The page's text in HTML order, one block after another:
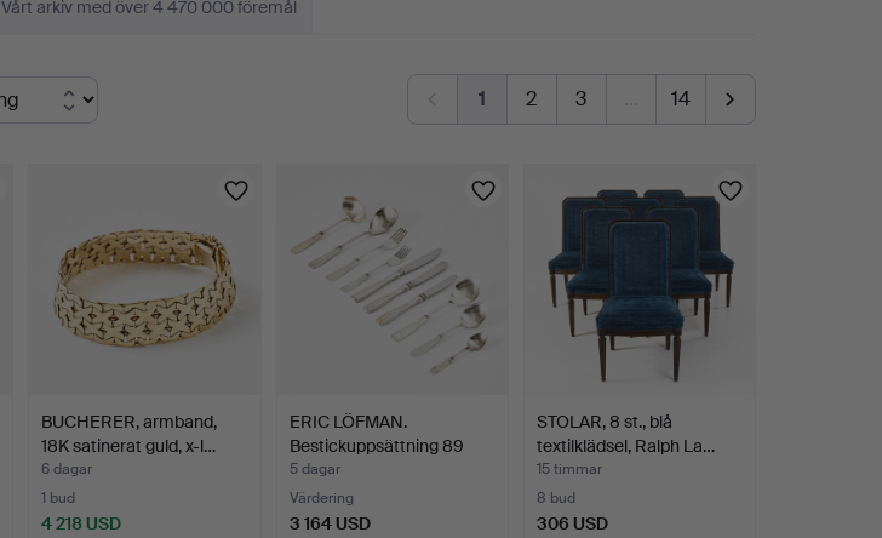
Vårt arkiv med över 4 470 000 föremål
1 2 3 … 14
BUCHERER, armband,
18K satinerat guld, x-l…
6 dagar
1 bud
4 218 USD
ERIC LÖFMAN.
Bestickuppsättning 89
delar, …
5 dagar
Värdering
3 164 USD
STOLAR, 8 st., blå
textilklädsel, Ralph La…
15 timmar
8 bud
306 USD